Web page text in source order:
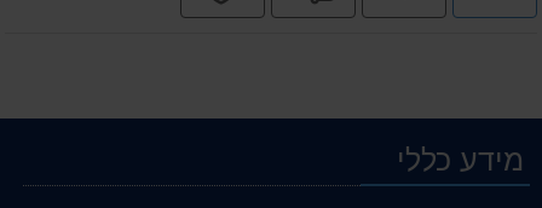
תשלומים
מידע כללי